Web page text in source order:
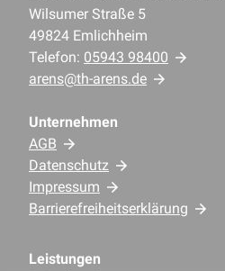
Wilsumer Straße 5
49824 Emlichheim
Telefon: 05943 98400
arens@th-arens.de
Unternehmen
AGB
Datenschutz
Impressum
Barrierefreiheitserklärung
Leistungen